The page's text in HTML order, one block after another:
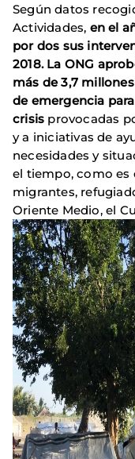
Según datos
Actividades, en el
por dos sus
2018. La ONG
más de 3,7
de emergencia
crisis provocadas
y a iniciativas de
necesidades y
el tiempo, como es
migrantes,
Oriente Medio, el